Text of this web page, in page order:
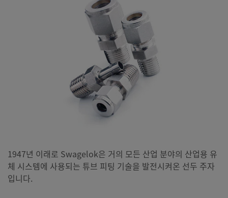
1947년 이래로 Swagelok은 거의 모든 산업 분야의 산업용 유
체 시스템에 사용되는 튜브 피팅 기술을 발전시켜온 선두 주자
입니다.